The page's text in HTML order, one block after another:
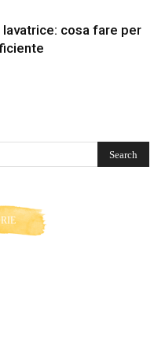
lavatrice: cosa fare per